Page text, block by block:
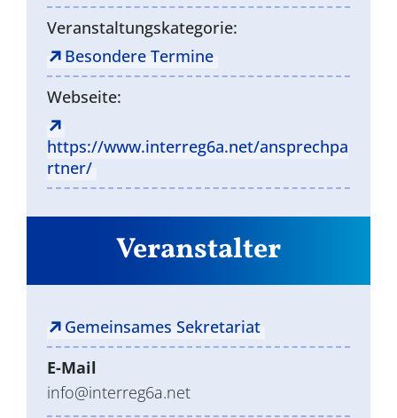
Veranstaltungskategorie:
Besondere Termine
Webseite:
https://www.interreg6a.net/ansprechpa
rtner/
Veranstalter
Gemeinsames Sekretariat
E-Mail
info@interreg6a.net